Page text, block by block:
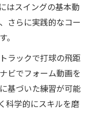
はスイングの基本動
さらに実践的なコー
ラックで打球の飛距
ビでフォーム動画を
基づいた練習が可能
科学的にスキルを磨